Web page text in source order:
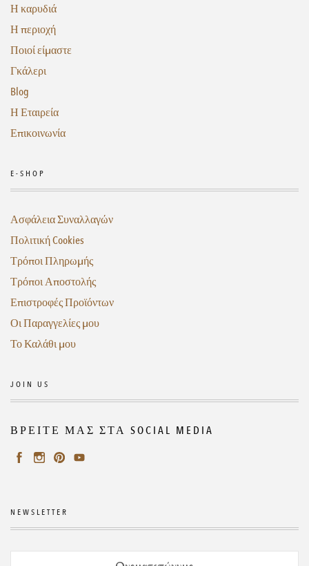
Η καρυδιά
Η περιοχή
Ποιοί είμαστε
Γκάλερι
Blog
Η Εταιρεία
Επικοινωνία
E-SHOP
Ασφάλεια Συναλλαγών
Πολιτική Cookies
Τρόποι Πληρωμής
Τρόποι Αποστολής
Επιστροφές Προϊόντων
Οι Παραγγελίες μου
Το Καλάθι μου
JOIN US
ΒΡΕΙΤΕ ΜΑΣ ΣΤΑ SOCIAL MEDIA
NEWSLETTER